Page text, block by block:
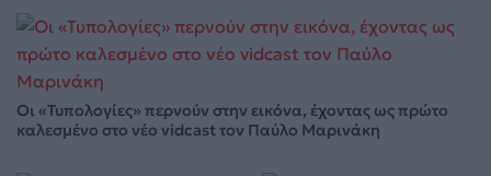
Οι «Τυπολογίες» περνούν στην εικόνα, έχοντας ως πρώτο
καλεσμένο στο νέο vidcast τον Παύλο Μαρινάκη